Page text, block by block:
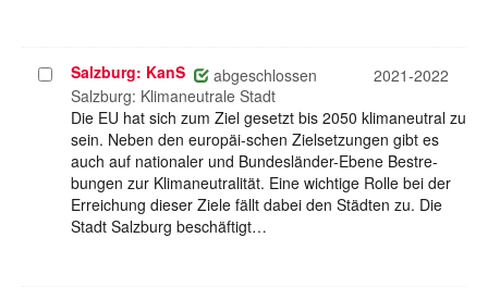
Projekt
auswählen
Salzburg: KanS abgeschlossen
2021-2022
Salzburg: Klimaneutrale Stadt
Die EU hat sich zum Ziel gesetzt bis 2050 klimaneutral zu
sein. Neben den europäi-schen Zielsetzungen gibt es
auch auf nationaler und Bundesländer-Ebene Bestre-
bungen zur Klimaneutralität. Eine wichtige Rolle bei der
Erreichung dieser Ziele fällt dabei den Städten zu. Die
Stadt Salzburg beschäftigt…